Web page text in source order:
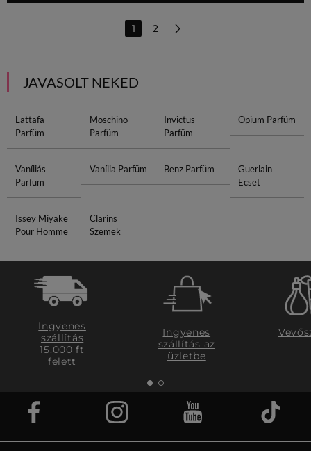
1 2
JAVASOLT NEKED
Lattafa
Parfüm
Moschino
Parfüm
Invictus
Parfüm
Opium Parfüm
Vaníliás
Parfüm
Vanília Parfüm Benz Parfüm
Guerlain
Ecset
Issey Miyake
Pour Homme
Clarins
Szemek
Ingyenes
szállítás
15.000 ft
felett
Ingyenes
szállítás az
üzletbe